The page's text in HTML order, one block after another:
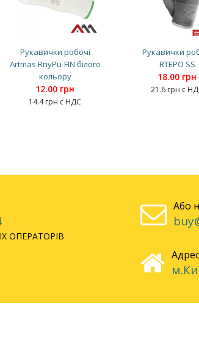
Рукавички робочі
Artmas RnyPu-FIN білого
кольору
12.00 грн
14.4 грн с НДС
Рукавички
RTEPO SS
18.00 грн
21.6 грн с
ОПЕРАТОРІВ
Або